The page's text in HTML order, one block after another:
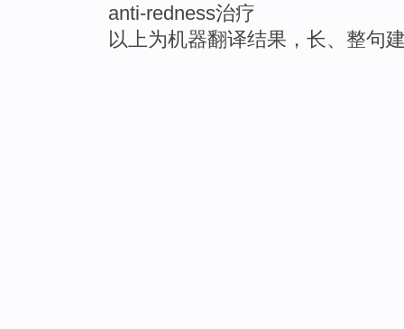
anti-redness治疗
以上为机器翻译结果，长、整句